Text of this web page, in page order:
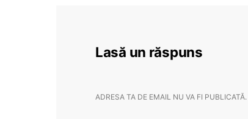
Lasă un răspuns
ADRESA TA DE EMAIL NU VA FI PUBLICATĂ.